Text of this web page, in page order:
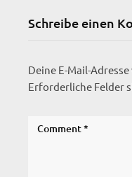
Schreibe einen
Deine E-Mail-
Erforderliche Felder